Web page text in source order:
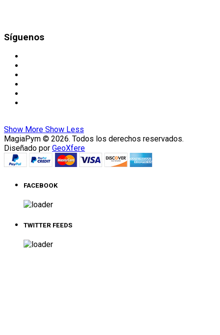
Síguenos
Show More Show Less
MagiaPym © 2026. Todos los derechos reservados.
Diseñado por GeoXfere
FACEBOOK
TWITTER FEEDS